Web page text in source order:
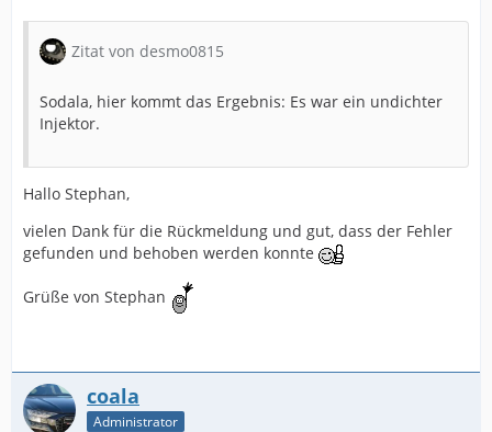
Zitat von desmo0815
Sodala, hier kommt das Ergebnis: Es war ein undichter
Injektor.
Hallo Stephan,
vielen Dank für die Rückmeldung und gut, dass der Fehler
gefunden und behoben werden konnte
Grüße von Stephan
coala
Administrator